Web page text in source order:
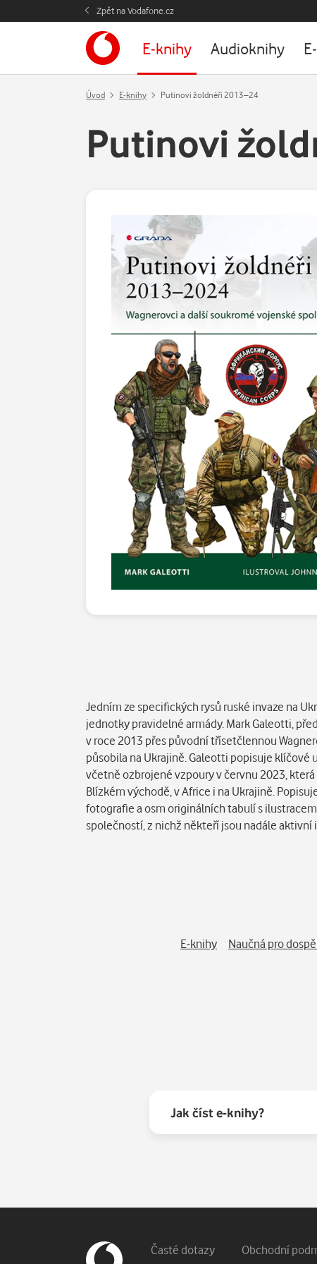
Zpět na Vodafone.cz
E-knihy Audioknihy
Úvod E-knihy Putinovi žoldnéři 2013–24
Putinovi
Jedním ze specifických rysů ruské invaze na
jednotky pravidelné armády. Mark Galeotti,
v roce 2013 přes původní třísetčlennou
působila na Ukrajině. Galeotti popisuje klíčové
včetně ozbrojené vzpoury v červnu 2023,
Blízkém východě, v Africe i na Ukrajině.
fotografie a osm originálních tabulí s
společností, z nichž někteří jsou nadále
E-knihy Naučná pro
Jak číst e-knihy?
Vedlejší navigace
Časté dotazy Obchodní